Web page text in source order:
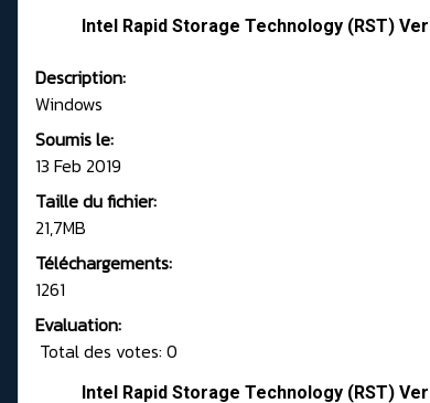
Intel Rapid Storage Technology (RST)
Description:
Windows
Soumis le:
13 Feb 2019
Taille du fichier:
21,7MB
Téléchargements:
1261
Evaluation:
Total des votes: 0
Intel Rapid Storage Technology (RST)